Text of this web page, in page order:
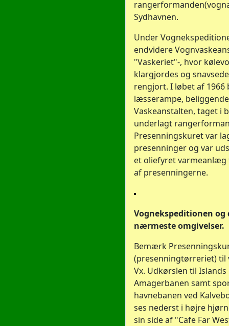
Sydhavnen.
Under
endvidere
"Vaskeriet"-, hvor
klargjordes og
rengjort. I løbet af 1966
læsserampe,
Vaskeanstalten, taget i
underlagt
Presenningskuret var
presenninger og var
et oliefyret
af presenningerne.
Vognekspeditionen og
nærmeste omgivelser.
Bemærk
(presenningtørreriet) til
Vx. Udkørslen til
Amagerbanen samt
havnebanen ved
ses nederst i højre
sin side af "Cafe Far